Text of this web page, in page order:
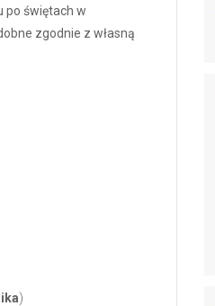
po świętach w
zgodnie z własną
)